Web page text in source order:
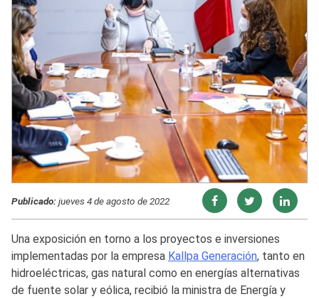
Publicado:jueves 4 de agosto de 2022
Una exposición en torno a los proyectos e inversiones
implementadas por la empresa Kallpa Generación, tanto en
hidroeléctricas, gas natural como en energías alternativas
de fuente solar y eólica, recibió la ministra de Energía y